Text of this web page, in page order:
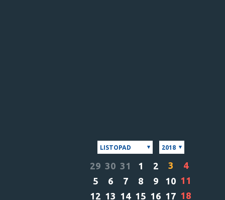
LISTOPAD 2018
29 30 31 1 2 3
4
5
6 7 8 9 10 11
12 13 14 15 16 17 18